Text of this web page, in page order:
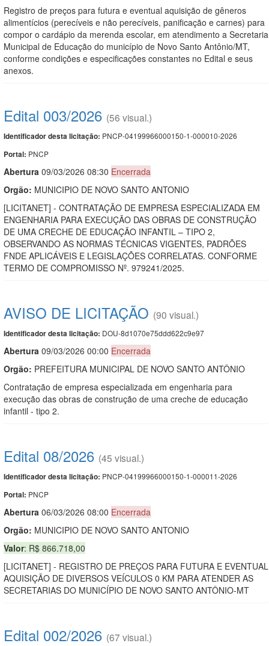
Registro de preços para futura e eventual aquisição de gêneros
alimentícios (perecíveis e não perecíveis, panificação e carnes) para
compor o cardápio da merenda escolar, em atendimento a Secretaria
Municipal de Educação do município de Novo Santo Antônio/MT,
conforme condições e especificações constantes no Edital e seus
anexos.
Edital 003/2026 (56 visual.)
Identificador desta licitação: PNCP-04199966000150-1-000010-2026
Portal: PNCP
Abertura 09/03/2026 08:30 Encerrada
Orgão: MUNICIPIO DE NOVO SANTO ANTONIO
[LICITANET] - CONTRATAÇÃO DE EMPRESA ESPECIALIZADA EM
ENGENHARIA PARA EXECUÇÃO DAS OBRAS DE CONSTRUÇÃO
DE UMA CRECHE DE EDUCAÇÃO INFANTIL – TIPO 2,
OBSERVANDO AS NORMAS TÉCNICAS VIGENTES, PADRÕES
FNDE APLICÁVEIS E LEGISLAÇÕES CORRELATAS. CONFORME
TERMO DE COMPROMISSO Nº. 979241/2025.
AVISO DE LICITAÇÃO (90 visual.)
Identificador desta licitação: DOU-8d1070e75ddd622c9e97
Abertura 09/03/2026 00:00 Encerrada
Orgão: PREFEITURA MUNICIPAL DE NOVO SANTO ANTÔNIO
Contratação de empresa especializada em engenharia para
execução das obras de construção de uma creche de educação
infantil - tipo 2.
Edital 08/2026 (45 visual.)
Identificador desta licitação: PNCP-04199966000150-1-000011-2026
Portal: PNCP
Abertura 06/03/2026 08:00 Encerrada
Orgão: MUNICIPIO DE NOVO SANTO ANTONIO
Valor: R$ 866.718,00
[LICITANET] - REGISTRO DE PREÇOS PARA FUTURA E EVENTUAL
AQUISIÇÃO DE DIVERSOS VEÍCULOS 0 KM PARA ATENDER AS
SECRETARIAS DO MUNICÍPIO DE NOVO SANTO ANTÔNIO-MT
Edital 002/2026 (67 visual.)